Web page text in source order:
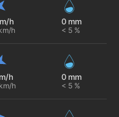
h
h
0 mm
< 5 %
h
h
0 mm
< 5 %